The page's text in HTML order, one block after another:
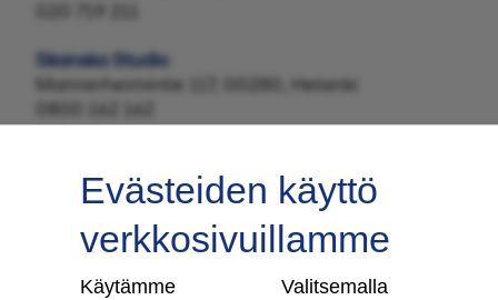
Skanska Studio
Mannerheimintie 117, 00280, Helsinki
0800 162 162
Tilaa uutiskirje
Evästeiden käyttö
verkkosivuillamme
Käytämme
Valitsemalla